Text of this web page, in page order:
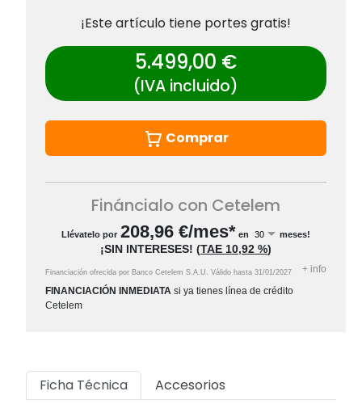
¡Este artículo tiene portes gratis!
5.499,00 €
(IVA incluido)
Comprar
Fináncialo con Cetelem
Llévatelo por 208,96 €/mes* en meses!
¡SIN INTERESES! (TAE 10,92 %)
Financiación ofrecida por Banco Cetelem S.A.U. Válido hasta 31/01/2027 + info
FINANCIACIÓN INMEDIATA si ya tienes línea de crédito
Cetelem
Ficha Técnica Accesorios